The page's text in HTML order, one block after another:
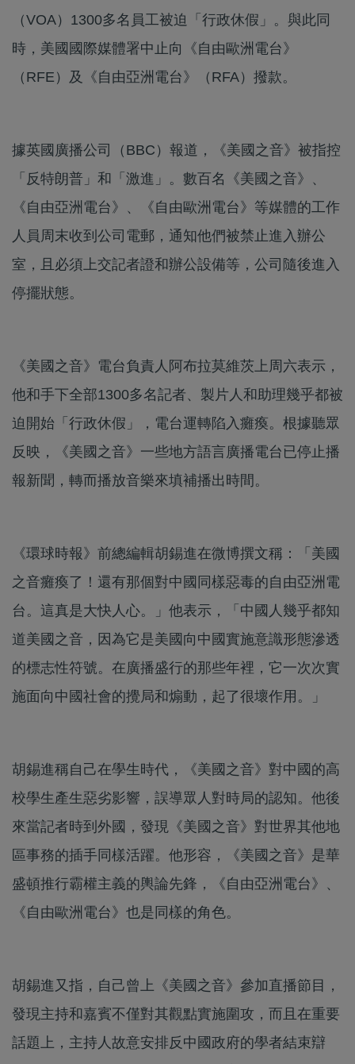
（VOA）1300多名員工被迫「行政休假」。與此同
時，美國國際媒體署中止向《自由歐洲電台》
（RFE）及《自由亞洲電台》（RFA）撥款。
據英國廣播公司（BBC）報道，《美國之音》被指控
「反特朗普」和「激進」。數百名《美國之音》、
《自由亞洲電台》、《自由歐洲電台》等媒體的工作
人員周末收到公司電郵，通知他們被禁止進入辦公
室，且必須上交記者證和辦公設備等，公司隨後進入
停擺狀態。
《美國之音》電台負責人阿布拉莫維茨上周六表示，
他和手下全部1300多名記者、製片人和助理幾乎都被
迫開始「行政休假」，電台運轉陷入癱瘓。根據聽眾
反映，《美國之音》一些地方語言廣播電台已停止播
報新聞，轉而播放音樂來填補播出時間。
《環球時報》前總編輯胡錫進在微博撰文稱：「美國
之音癱瘓了！還有那個對中國同樣惡毒的自由亞洲電
台。這真是大快人心。」他表示，「中國人幾乎都知
道美國之音，因為它是美國向中國實施意識形態滲透
的標志性符號。在廣播盛行的那些年裡，它一次次實
施面向中國社會的攪局和煽動，起了很壞作用。」
胡錫進稱自己在學生時代，《美國之音》對中國的高
校學生產生惡劣影響，誤導眾人對時局的認知。他後
來當記者時到外國，發現《美國之音》對世界其他地
區事務的插手同樣活躍。他形容，《美國之音》是華
盛頓推行霸權主義的輿論先鋒，《自由亞洲電台》、
《自由歐洲電台》也是同樣的角色。
胡錫進又指，自己曾上《美國之音》參加直播節目，
發現主持和嘉賓不僅對其觀點實施圍攻，而且在重要
話題上，主持人故意安排反中國政府的學者結束辯